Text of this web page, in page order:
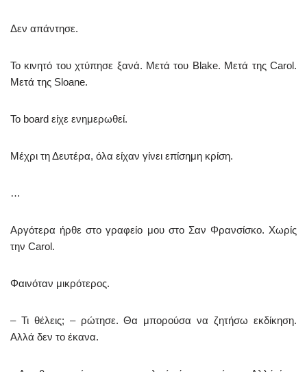
Δεν απάντησε.
Το κινητό του χτύπησε ξανά. Μετά του Blake. Μετά της Carol.
Μετά της Sloane.
Το board είχε ενημερωθεί.
Μέχρι τη Δευτέρα, όλα είχαν γίνει επίσημη κρίση.
…
Αργότερα ήρθε στο γραφείο μου στο Σαν Φρανσίσκο. Χωρίς
την Carol.
Φαινόταν μικρότερος.
– Τι θέλεις; – ρώτησε. Θα μπορούσα να ζητήσω εκδίκηση.
Αλλά δεν το έκανα.